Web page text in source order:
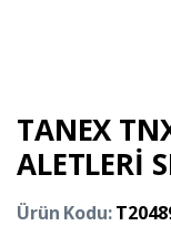
TANEX
ALETLERİ
Ürün Kodu: